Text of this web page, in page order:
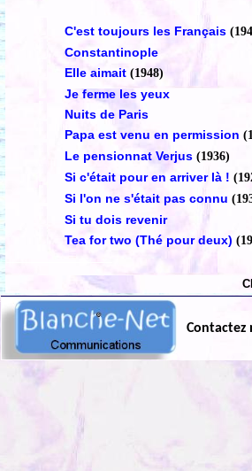
C'est toujours les Français
Constantinople
Elle aimait (1948)
Je ferme les yeux
Nuits de Paris
Papa est venu en permission
Le pensionnat Verjus (1936)
Si c'était pour en arriver là !
Si l'on ne s'était pas connu
Si tu dois revenir
Tea for two (Thé pour deux)
Contactez